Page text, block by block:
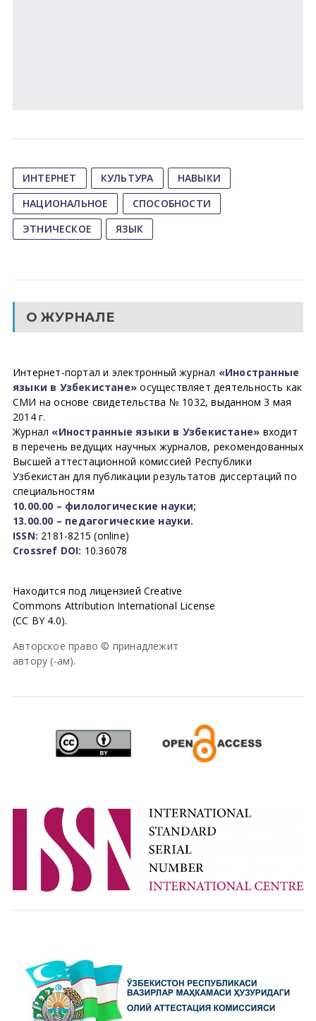
ИНТЕРНЕТ КУЛЬТУРА
НАВЫКИ
НАЦИОНАЛЬНОЕ
СПОСОБНОСТИ
ЭТНИЧЕСКОЕ
ЯЗЫК
О ЖУРНАЛЕ
Интернет-портал и электронный журнал «Иностранные
языки в Узбекистане» осуществляет деятельность как
СМИ на основе свидетельства № 1032, выданном 3 мая
2014 г.
Журнал «Иностранные языки в Узбекистане» входит
в перечень ведущих научных журналов, рекомендованных
Высшей аттестационной комиссией Республики
Узбекистан для публикации результатов диссертаций по
специальностям
10.00.00 – филологические науки;
13.00.00 – педагогические науки.
ISSN: 2181-8215 (online)
Crossref DOI: 10.36078
Находится под лицензией Creative
Commons Attribution International License
(CC BY 4.0).
Авторское право © принадлежит
автору (-ам).